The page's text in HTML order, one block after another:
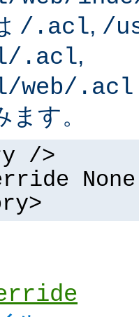
/.acl, /
.acl,
web/.acl
す。
/>
None